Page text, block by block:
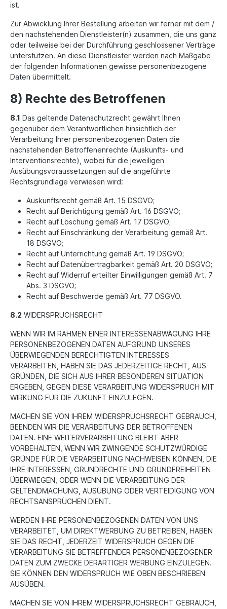
ist.
Zur Abwicklung Ihrer Bestellung arbeiten wir ferner mit dem /
den nachstehenden Dienstleister(n) zusammen, die uns ganz
oder teilweise bei der Durchführung geschlossener Verträge
unterstützen. An diese Dienstleister werden nach Maßgabe
der folgenden Informationen gewisse personenbezogene
Daten übermittelt.
8) Rechte des Betroffenen
8.1 Das geltende Datenschutzrecht gewährt Ihnen
gegenüber dem Verantwortlichen hinsichtlich der
Verarbeitung Ihrer personenbezogenen Daten die
nachstehenden Betroffenenrechte (Auskunfts- und
Interventionsrechte), wobei für die jeweiligen
Ausübungsvoraussetzungen auf die angeführte
Rechtsgrundlage verwiesen wird:
Auskunftsrecht gemäß Art. 15 DSGVO;
Recht auf Berichtigung gemäß Art. 16 DSGVO;
Recht auf Löschung gemäß Art. 17 DSGVO;
Recht auf Einschränkung der Verarbeitung gemäß Art.
18 DSGVO;
Recht auf Unterrichtung gemäß Art. 19 DSGVO;
Recht auf Datenübertragbarkeit gemäß Art. 20 DSGVO;
Recht auf Widerruf erteilter Einwilligungen gemäß Art. 7
Abs. 3 DSGVO;
Recht auf Beschwerde gemäß Art. 77 DSGVO.
8.2 WIDERSPRUCHSRECHT
WENN WIR IM RAHMEN EINER INTERESSENABWÄGUNG IHRE
PERSONENBEZOGENEN DATEN AUFGRUND UNSERES
ÜBERWIEGENDEN BERECHTIGTEN INTERESSES
VERARBEITEN, HABEN SIE DAS JEDERZEITIGE RECHT, AUS
GRÜNDEN, DIE SICH AUS IHRER BESONDEREN SITUATION
ERGEBEN, GEGEN DIESE VERARBEITUNG WIDERSPRUCH MIT
WIRKUNG FÜR DIE ZUKUNFT EINZULEGEN.
MACHEN SIE VON IHREM WIDERSPRUCHSRECHT GEBRAUCH,
BEENDEN WIR DIE VERARBEITUNG DER BETROFFENEN
DATEN. EINE WEITERVERARBEITUNG BLEIBT ABER
VORBEHALTEN, WENN WIR ZWINGENDE SCHUTZWÜRDIGE
GRÜNDE FÜR DIE VERARBEITUNG NACHWEISEN KÖNNEN, DIE
IHRE INTERESSEN, GRUNDRECHTE UND GRUNDFREIHEITEN
ÜBERWIEGEN, ODER WENN DIE VERARBEITUNG DER
GELTENDMACHUNG, AUSÜBUNG ODER VERTEIDIGUNG VON
RECHTSANSPRÜCHEN DIENT.
WERDEN IHRE PERSONENBEZOGENEN DATEN VON UNS
VERARBEITET, UM DIREKTWERBUNG ZU BETREIBEN, HABEN
SIE DAS RECHT, JEDERZEIT WIDERSPRUCH GEGEN DIE
VERARBEITUNG SIE BETREFFENDER PERSONENBEZOGENER
DATEN ZUM ZWECKE DERARTIGER WERBUNG EINZULEGEN.
SIE KÖNNEN DEN WIDERSPRUCH WIE OBEN BESCHRIEBEN
AUSÜBEN.
MACHEN SIE VON IHREM WIDERSPRUCHSRECHT GEBRAUCH,